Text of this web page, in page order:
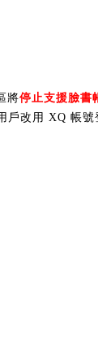
將停止支援臉書
戶改用 XQ 帳號